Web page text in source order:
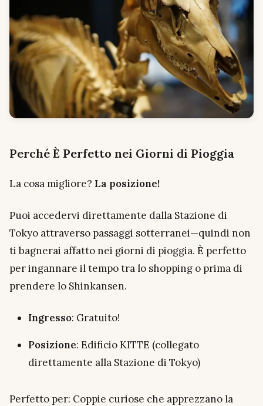
Perché È Perfetto nei Giorni di Pioggia
La cosa migliore? La posizione!
Puoi accedervi direttamente dalla Stazione di
Tokyo attraverso passaggi sotterranei—quindi non
ti bagnerai affatto nei giorni di pioggia. È perfetto
per ingannare il tempo tra lo shopping o prima di
prendere lo Shinkansen.
Ingresso: Gratuito!
Posizione: Edificio KITTE (collegato
direttamente alla Stazione di Tokyo)
Perfetto per: Coppie curiose che apprezzano la